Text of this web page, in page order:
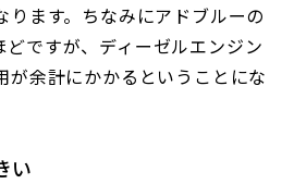
ります。ちなみにアドブルーの
ですが、ディーゼルエンジン
が余計にかかるということにな
い